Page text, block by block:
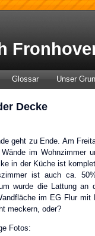
Glossar Unser
Decke
geht zu Ende. Am
im Wohnzimmer
in der Küche ist
ist auch ca.
wurde die Lattung an
im EG Flur mit
meckern, oder?
Fotos: